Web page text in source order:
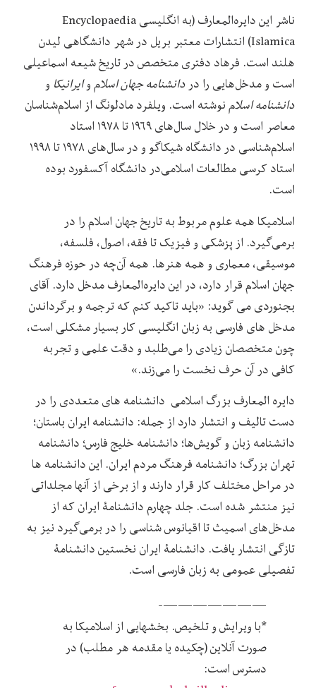
ناشر این دایره‌المعارف (به انگلیسی Encyclopaedia
Islamica) انتشارات معتبر بریل در شهر دانشگاهی لیدن
هلند است. فرهاد دفتری متخصص در تاریخ شیعه اسماعیلی
است و مدخل‌هایی را دردانشنامه جهان اسلاموایرانیکا و
دانشنامه اسلامنوشته‌ است. ویلفرد مادلونگ از اسلام‌شناسان
معاصر است و در خلال سال‌های ۱۹۶۹ تا ۱۹۷۸ استاد
اسلام‌شناسی در دانشگاه شیکاگو و در سال‌های ۱۹۷۸ تا ۱۹۹۸
استاد کرسی مطالعات اسلامی‌در دانشگاه آکسفورد بوده
است.
اسلامیکا ‌همه علوم مربوط به تاریخ جهان اسلا‌م‌ را در
برمی‌گیرد. از پزشکی و فیزیک تا فقه، اصول، فلسفه،
موسیقی، معماری و همه هنرها. همه‌ آن‌چه در حوزه‌ فرهنگ
جهان اسلا‌م قرار دارد، در این دایره‌‌المعارف مدخل دارد. آقای
بجنوردی می گوید: «باید تاکید کنم که ترجمه و برگرداندن
مدخل های فارسی به زبان انگلیسی کار بسیار مشکلی است،
چون متخصصان زیادی را می‌طلبد و دقت علمی‌ و تجربه
کافی ‌در آن حرف نخست را می‌زند.»
دایره المعارف بزرگ اسلامی دانشنامه های متعددی را در
دست تالیف و انتشار دارد از جمله: دانشنامه ایران باستان؛
دانشنامه زبان و گویش‌ها؛ دانشنامه خلیج فارس؛ دانشنامه
تهران بزرگ؛ دانشنامه فرهنگ مردم ایران. این دانشنامه ها
در مراحل مختلف کار قرار دارند و از برخی از آنها مجلداتی
نیز منتشر شده است. جلد چهارم دانشنامۀ ایران که از
مدخل‌های اسمیث تا اقیانوس شناسی را در برمی‌گیرد نیز به
تازگی انتشار یافت. دانشنامۀ ایران نخستین دانشنامۀ
تفصیلی عمومی به زبان فارسی است.
———————-
*با ویرایش و تلخیص. بخشهایی از اسلامیکا به
صورت آنلاین (چکیده یا مقدمه هر مطلب) در
دسترس است: